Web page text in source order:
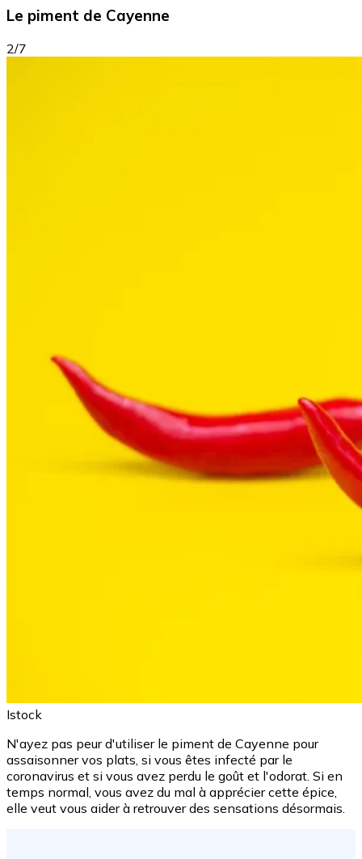
Le piment de Cayenne
2/7
Istock
N'ayez pas peur d'utiliser le piment de Cayenne pour
assaisonner vos plats, si vous êtes infecté par le
coronavirus et si vous avez perdu le goût et l'odorat. Si en
temps normal, vous avez du mal à apprécier cette épice,
elle veut vous aider à retrouver des sensations désormais.